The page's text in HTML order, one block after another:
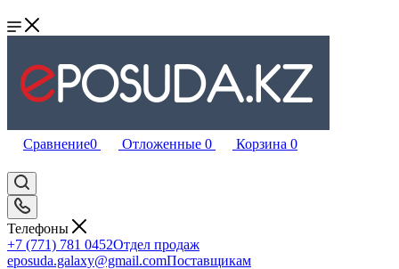
Сравнение0 Отложенные 0 Корзина 0
Телефоны
+7 (771) 781 0452Отдел продаж
eposuda.galaxy@gmail.comПоставщикам